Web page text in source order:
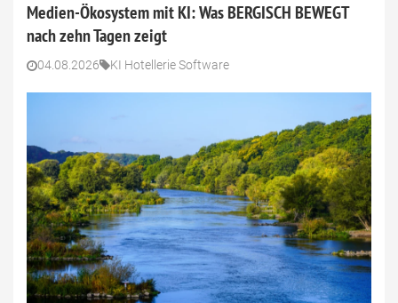
Medien-Ökosystem mit KI: Was BERGISCH BEWEGT
nach zehn Tagen zeigt
04.08.2026 KI Hotellerie Software